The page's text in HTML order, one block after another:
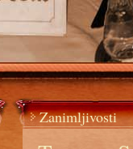
Zanimljivosti